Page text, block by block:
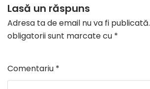
Lasă un răspuns
Adresa ta de email nu va fi publicată.
obligatorii sunt marcate cu *
Comentariu *